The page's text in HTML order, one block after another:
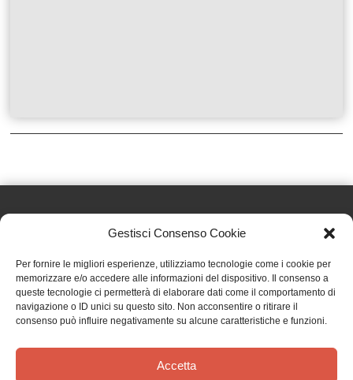
Gestisci Consenso Cookie
Per fornire le migliori esperienze, utilizziamo tecnologie come i cookie per
memorizzare e/o accedere alle informazioni del dispositivo. Il consenso a
queste tecnologie ci permetterà di elaborare dati come il comportamento di
navigazione o ID unici su questo sito. Non acconsentire o ritirare il
consenso può influire negativamente su alcune caratteristiche e funzioni.
Accetta
Effatà Editrice di Pellegrino Paolo SAS
C.F. e P.IVA 09655250018
Via Tre Denti, 1 - 10060 Cantalupa (TO)
Telefono: (+39) 0121 353452 - Fax: (+39) 0121 353839